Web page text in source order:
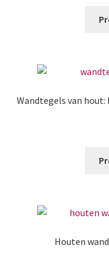
Wandtegels van
Houten